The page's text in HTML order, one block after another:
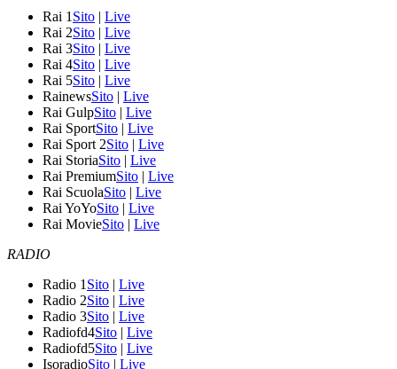
Rai 1 Sito | Live
Rai 2Sito | Live
Rai 3Sito | Live
Rai 4Sito | Live
Rai 5Sito | Live
RainewsSito | Live
Rai GulpSito | Live
Rai SportSito | Live
Rai Sport 2Sito | Live
Rai StoriaSito | Live
Rai PremiumSito | Live
Rai ScuolaSito | Live
Rai YoYoSito | Live
Rai MovieSito | Live
RADIO
Radio 1 Sito | Live
Radio 2Sito | Live
Radio 3Sito | Live
Radiofd4Sito | Live
Radiofd5Sito | Live
IsoradioSito | Live